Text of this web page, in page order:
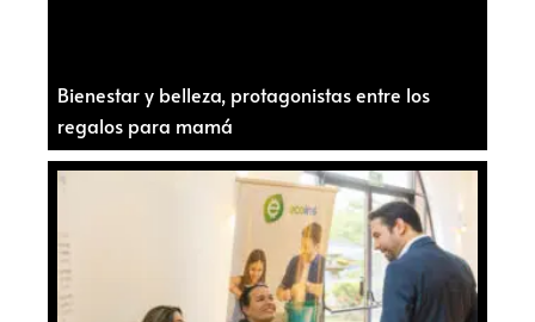
Bienestar y belleza, protagonistas entre los
regalos para mamá